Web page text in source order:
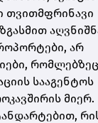
თვითმფრინავი
არ
რომლებზეც
სააგენტოს
მიერ.